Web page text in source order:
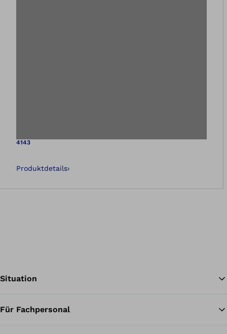
Öffnet das Bild
4143
Produktdetails›
Situation
Für Fachpersonal